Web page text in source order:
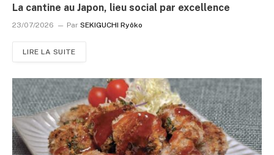
La cantine au Japon, lieu social par excellence
23/07/2026 Par SEKIGUCHI Ryôko
LIRE LA SUITE